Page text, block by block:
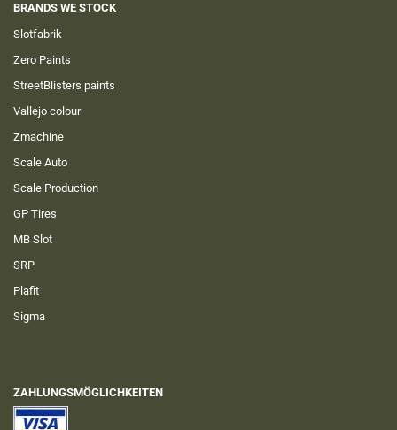
BRANDS WE STOCK
Slotfabrik
Zero Paints
StreetBlisters paints
Vallejo colour
Zmachine
Scale Auto
Scale Production
GP Tires
MB Slot
SRP
Plafit
Sigma
ZAHLUNGSMÖGLICHKEITEN